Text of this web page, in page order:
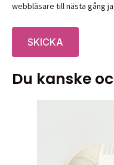
webbläsare till nästa gång
Du kanske